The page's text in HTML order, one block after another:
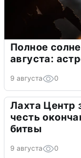
Полное
августа:
9 августа 0
Лахта Центр
честь
битвы
9 августа 0